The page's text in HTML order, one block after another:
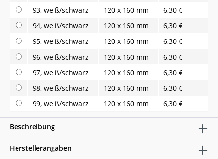
93, weiß/schwarz
120 x 160 mm
6,30 €
94, weiß/schwarz
120 x 160 mm
6,30 €
95, weiß/schwarz
120 x 160 mm
6,30 €
96, weiß/schwarz
120 x 160 mm
6,30 €
97, weiß/schwarz
120 x 160 mm
6,30 €
98, weiß/schwarz
120 x 160 mm
6,30 €
99, weiß/schwarz
120 x 160 mm 6,30 €
Beschreibung
Herstellerangaben